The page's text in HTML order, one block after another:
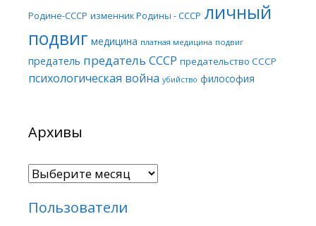
Родине-СССР изменник Родины - СССР личный
подвиг медицина платная медицина подвиг
предатель предатель СССР предательство СССР
психологическая война убийство философия
Архивы
Архивы
Пользователи